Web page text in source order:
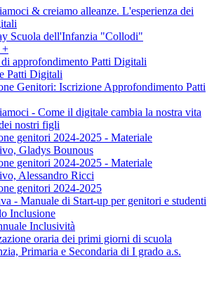
& creiamo alleanze. L'esperienza dei
Scuola dell'Infanzia "Collodi"
+
approfondimento Patti Digitali
Patti Digitali
Genitori: Iscrizione Approfondimento Patti
- Come il digitale cambia la nostra vita
nostri figli
genitori 2024-2025 - Materiale
Gladys Bounous
genitori 2024-2025 - Materiale
Alessandro Ricci
genitori 2024-2025
- Manuale di Start-up per genitori e studenti
Inclusione
Inclusività
oraria dei primi giorni di scuola
Primaria e Secondaria di I grado a.s.